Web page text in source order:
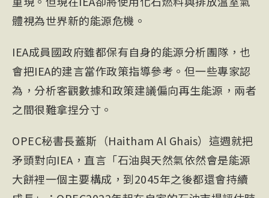
體視為世界新的能源危機。
IEA成員國政府雖都保有自身的能源分析團隊，也
會把IEA的建言當作政策指導參考。但一些專家認
為，分析客觀數據和政策建議偏向再生能源，兩者
之間很難拿捏分寸。
OPEC秘書長蓋斯（Haitham Al Ghais）這週就把
矛頭對向IEA，直言「石油與天然氣依然會是能源
大餅裡一個主要構成，到2045年之後都還會持續